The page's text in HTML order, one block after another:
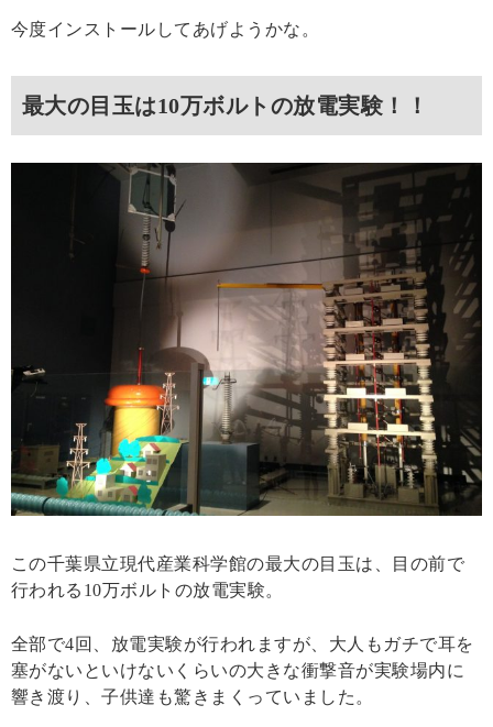
今度インストールしてあげようかな。
最大の目玉は10万ボルトの放電実験！！
この千葉県立現代産業科学館の最大の目玉は、目の前で
行われる10万ボルトの放電実験。
全部で4回、放電実験が行われますが、大人もガチで耳を
塞がないといけないくらいの大きな衝撃音が実験場内に
響き渡り、子供達も驚きまくっていました。